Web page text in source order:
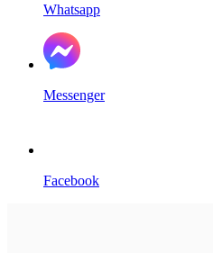
Whatsapp
Messenger
Facebook